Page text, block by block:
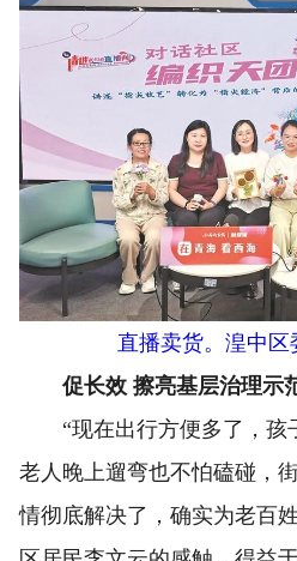
直播卖货。湟中区
促长效 擦亮基层治理示
“现在出行方便多了，孩
老人晚上遛弯也不怕磕碰，
情彻底解决了，确实为老百